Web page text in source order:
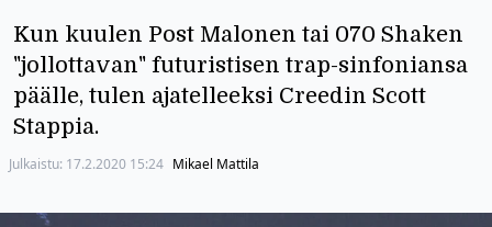
Kun kuulen Post Malonen tai 070 Shaken
"jollottavan" futuristisen trap-sinfoniansa
päälle, tulen ajatelleeksi Creedin Scott
Stappia.
Julkaistu: 17.2.2020 15:24 Mikael Mattila